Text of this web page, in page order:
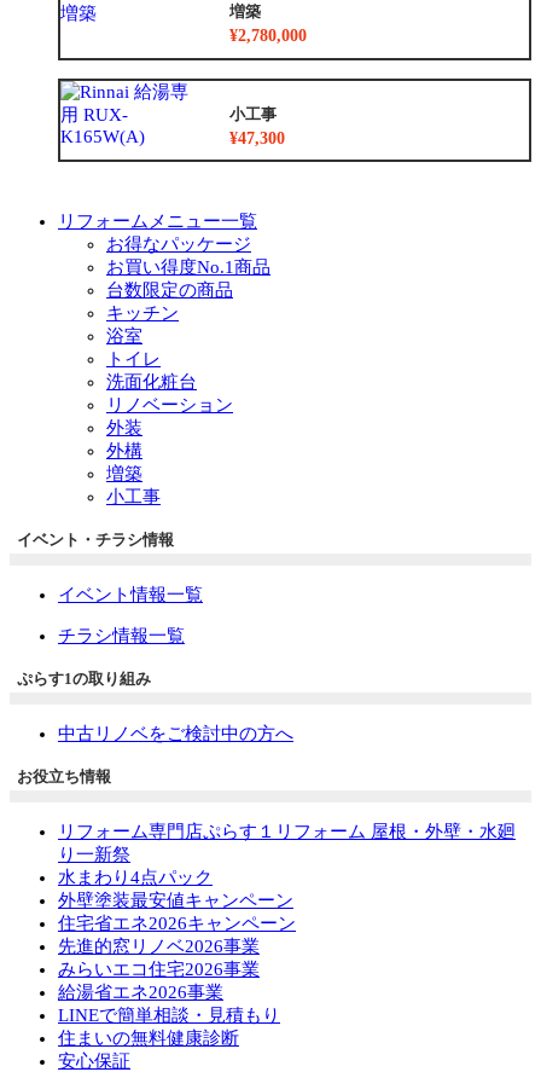
増築
¥2,780,000
小工事
¥47,300
リフォームメニュー一覧
お得なパッケージ
お買い得度No.1商品
台数限定の商品
キッチン
浴室
トイレ
洗面化粧台
リノベーション
外装
外構
増築
小工事
イベント・チラシ情報
イベント情報一覧
チラシ情報一覧
ぷらす1の取り組み
中古リノベをご検討中の方へ
お役立ち情報
リフォーム専門店ぷらす１リフォーム 屋根・外壁・水廻
り一新祭
水まわり4点パック
外壁塗装最安値キャンペーン
住宅省エネ2026キャンペーン
先進的窓リノベ2026事業
みらいエコ住宅2026事業
給湯省エネ2026事業
LINEで簡単相談・見積もり
住まいの無料健康診断
安心保証